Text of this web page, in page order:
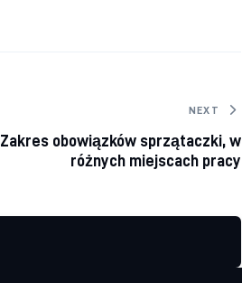
NEXT
Zakres obowiązków sprzątaczki, w
różnych miejscach pracy